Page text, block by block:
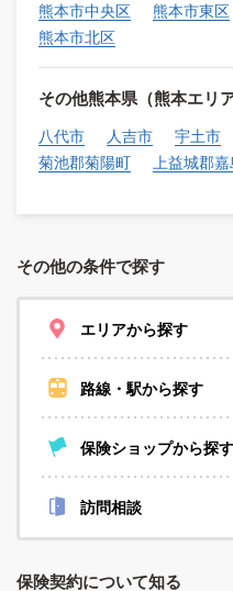
熊本市中央区 熊本市東区
熊本市北区
その他熊本県（熊本エリア
八代市 人吉市 宇土市
菊池郡菊陽町
上益城郡
その他の条件で探す
エリアから探す
路線・駅から探す
保険ショップから探す
訪問相談
保険契約について知る